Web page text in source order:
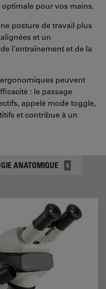
pour vos mains.
posture de travail plus
et un
l'entraînement et de la
peuvent
: le passage
appelé mode toggle,
et contribue à un
ANATOMIQUE 4